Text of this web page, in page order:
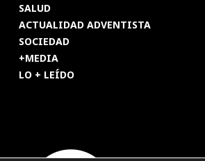
SALUD
ACTUALIDAD ADVENTISTA
SOCIEDAD
+MEDIA
LO + LEÍDO